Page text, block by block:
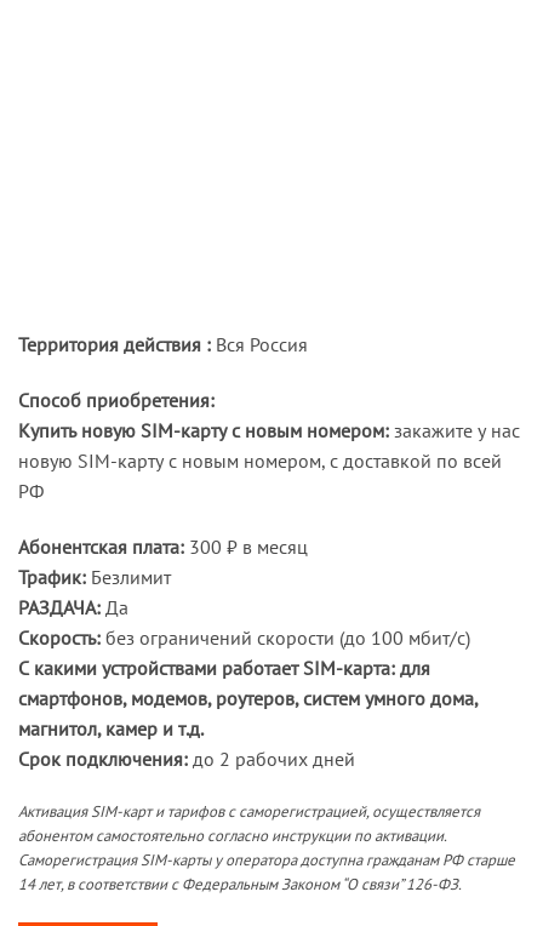
Территория действия : Вся Россия
Способ приобретения:
Купить новую SIM-карту с новым номером: закажите у нас
новую SIM-карту с новым номером, с доставкой по всей
РФ
Абонентская плата: 300 ₽ в месяц
Трафик: Безлимит
РАЗДАЧА: Да
Скорость: без ограничений скорости (до 100 мбит/с)
С какими устройствами работает SIM-карта: для
смартфонов, модемов, роутеров, систем умного дома,
магнитол, камер и т.д.
Срок подключения: до 2 рабочих дней
Активация SIM-карт и тарифов с саморегистрацией, осуществляется
абонентом самостоятельно согласно инструкции по активации.
Саморегистрация SIM-карты у оператора доступна гражданам РФ старше
14 лет, в соответствии с Федеральным Законом “О связи” 126-ФЗ.